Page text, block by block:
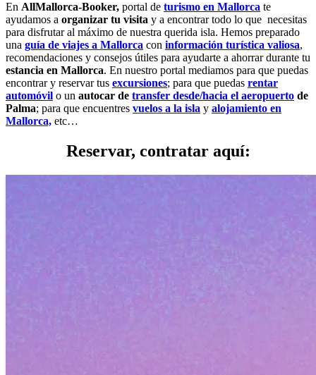
En AllMallorca-Booker, portal de turismo en Mallorca te
ayudamos a organizar tu visita y a encontrar todo lo que necesitas
para disfrutar al máximo de nuestra querida isla. Hemos preparado
una guía de viajes a Mallorca con información turística valiosa,
recomendaciones y consejos útiles para ayudarte a ahorrar durante tu
estancia en Mallorca. En nuestro portal mediamos para que puedas
encontrar y reservar tus excursiones; para que puedas rentar
automóvil o un autocar de transfer desde/hacia el aeropuerto de
Palma; para que encuentres vuelos a la isla y alojamiento en
Mallorca, etc…
Reservar, contratar aquí: